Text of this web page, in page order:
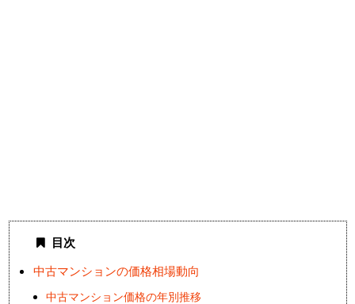
目次
中古マンションの価格相場動向
中古マンション価格の年別推移